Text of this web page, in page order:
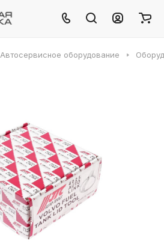
Автосервисное оборудование